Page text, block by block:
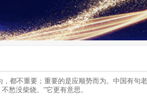
都不重要；重要的是应顺势而为。中国有句
愁没柴烧。”它更有意思。